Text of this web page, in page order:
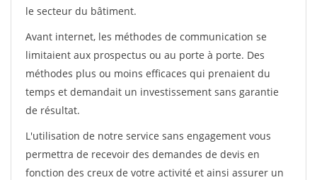
le secteur du bâtiment.
Avant internet, les méthodes de communication se
limitaient aux prospectus ou au porte à porte. Des
méthodes plus ou moins efficaces qui prenaient du
temps et demandait un investissement sans garantie
de résultat.
L'utilisation de notre service sans engagement vous
permettra de recevoir des demandes de devis en
fonction des creux de votre activité et ainsi assurer un